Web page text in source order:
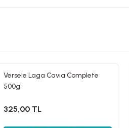
Versele Laga Cavıa Complete
500g
325,00 TL